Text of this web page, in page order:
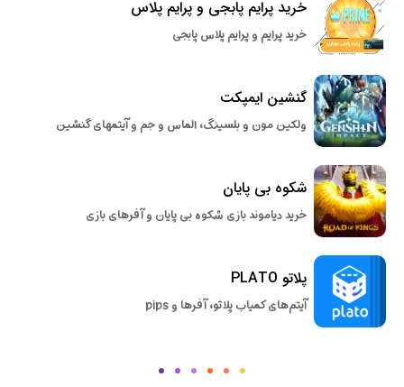
خرید پرایم پابجی و پرایم پلاس
خرید پرایم و پرایم پلاس پابجی
گنشین ایمپکت
ولکین مون و بلسینگ، الماس و جم و آیتمهای گنشین
شکوه بی پایان
خرید دیاموند بازی شکوه بی پایان و آفرهای بازی
پلاتو PLATO
آیتم‌های کمیاب پلاتو، آفرها و pips